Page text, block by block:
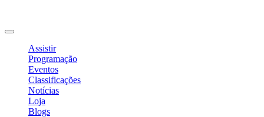
Assistir
Programação
Eventos
Classificações
Notícias
Loja
Blogs